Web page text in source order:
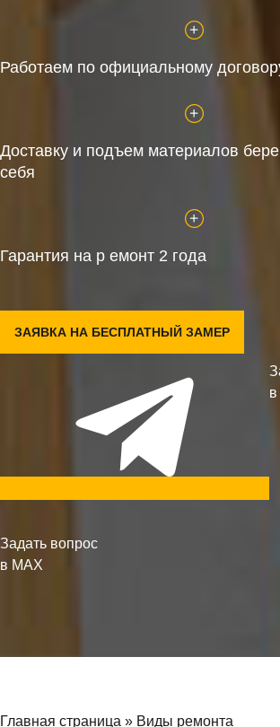
Работаем по официальному
Доставку и подъем материалов
себя
Гарантия на р емонт 2 года
ЗАЯВКА НА БЕСПЛАТНЫЙ ЗАМЕР
Задать вопрос
в MAX
Главная страница » Виды ремонта